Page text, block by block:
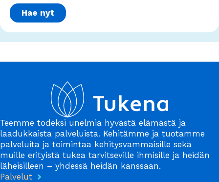
Hae nyt
Teemme todeksi unelmia hyvästä elämästä ja
laadukkaista palveluista. Kehitämme ja tuotamme
palveluita ja toimintaa kehitysvammaisille sekä
muille erityistä tukea tarvitseville ihmisille ja heidän
läheisilleen – yhdessä heidän kanssaan.
Palvelut